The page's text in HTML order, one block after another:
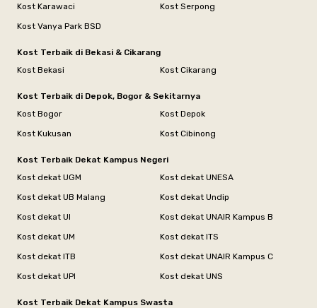
Kost Karawaci
Kost Serpong
Kost Vanya Park BSD
Kost Terbaik di Bekasi & Cikarang
Kost Bekasi
Kost Cikarang
Kost Terbaik di Depok, Bogor & Sekitarnya
Kost Bogor
Kost Depok
Kost Kukusan
Kost Cibinong
Kost Terbaik Dekat Kampus Negeri
Kost dekat UGM
Kost dekat UNESA
Kost dekat UB Malang
Kost dekat Undip
Kost dekat UI
Kost dekat UNAIR Kampus B
Kost dekat UM
Kost dekat ITS
Kost dekat ITB
Kost dekat UNAIR Kampus C
Kost dekat UPI
Kost dekat UNS
Kost Terbaik Dekat Kampus Swasta